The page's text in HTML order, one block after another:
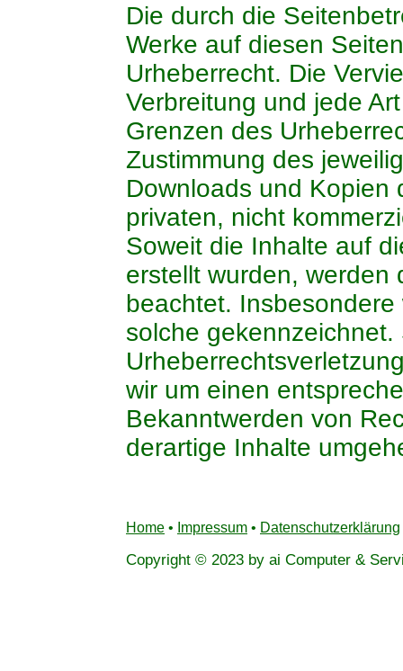
Die durch die
Werke auf diesen
Urheberrecht. Die
Verbreitung und jede
Grenzen des
Zustimmung des
Downloads und Kopien
privaten, nicht
Soweit die Inhalte auf
erstellt wurden, werden
beachtet.
solche
wir um einen
Bekanntwerden von
derartige Inhalte
Home • Impressum • Datenschutzerklärung
Copyright © 2023 by ai Computer &